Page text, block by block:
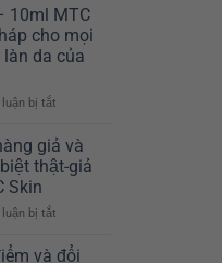
Pháp
Sạch
Và
Chuyên
Sâu
chất
Vita
Aqua
*
ống
MTC
10ml MTC
cho mọi
làn da của
luận bị tắt
Derm
–
10ml
pháp
giả và
thật-giả
Skin
luận bị tắt
báo
và đổi